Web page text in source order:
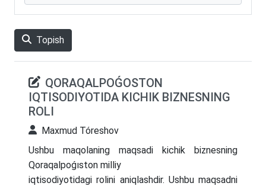
Topish
QORAQALPOǴOSTON
IQTISODIYOTIDA KICHIK BIZNESNING
ROLI
Maxmud Tóreshov
Ushbu maqolaning maqsadi kichik biznesning
Qoraqalpoǵıston milliy
iqtisodiyotidagi rolini aniqlashdir. Ushbu maqsadni